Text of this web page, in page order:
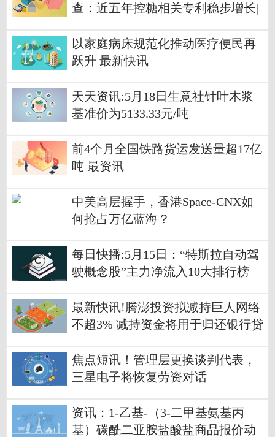
查：近五年控糖相关专利稳步增长|
以家庭病床规范化推动医疗便民再
跃升 最新快讯
天天资讯:5月18日生意社针叶木浆
基准价为5133.33元/吨
前4个月全国铁路货运发送量超17亿
吨 最资讯
中美高层握手，香港Space-CNX如
何抢占万亿蓝海？
每日快播:5月15日：“特斯拉自动驾
驶概念股”主力净流入10大排行榜
最新快讯!腾澎投资拟减持巨人网络
不超3% 减持资金将用于归还银行贷
焦点短讯！管理层更换谈判代表，
三星电子将恢复劳资对话
资讯：1-乙基-（3-二甲基氨基丙
基）碳酰二亚胺盐酸盐商品报价动